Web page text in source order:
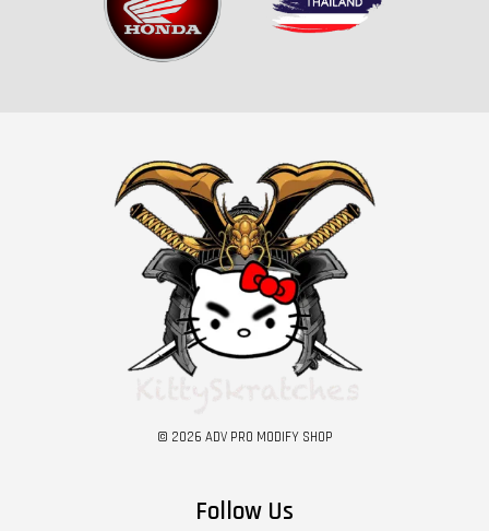
© 2026 ADV PRO MODIFY SHOP
Follow Us